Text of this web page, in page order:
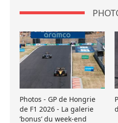
Photos - GP de Hongrie
de F1 2026 - La galerie
’bonus’ du week-end